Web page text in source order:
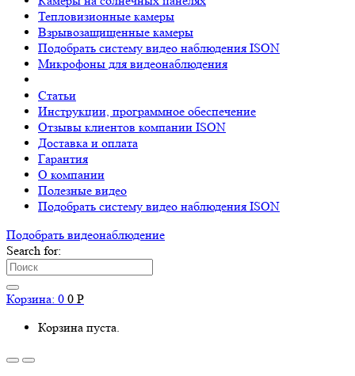
Тепловизионные камеры
Взрывозащищенные камеры
Подобрать систему видео наблюдения ISON
Микрофоны для видеонаблюдения
Статьи
Инструкции, программное обеспечение
Отзывы клиентов компании ISON
Доставка и оплата
Гарантия
О компании
Полезные видео
Подобрать систему видео наблюдения ISON
Подобрать видеонаблюдениe
Search for:
Корзина: 0 0 Р
Корзина пуста.